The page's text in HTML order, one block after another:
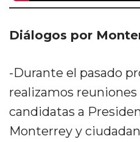
Diálogos por
-Durante el pasado
realizamos
candidatas a
Monterrey y